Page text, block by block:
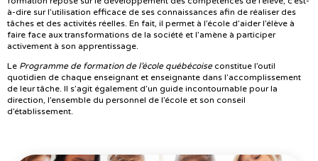
à-dire sur l’utilisation efficace de ses connaissances afin de réaliser des
tâches et des activités réelles. En fait, il permet à l’école d’aider l’élève à
faire face aux transformations de la société et l’amène à participer
activement à son apprentissage.
Le Programme de formation de l’école québécoise constitue l’outil
quotidien de chaque enseignant et enseignante dans l’accomplissement
de leur tâche. Il s’agit également d’un guide incontournable pour la
direction, l’ensemble du personnel de l’école et son conseil
d’établissement.